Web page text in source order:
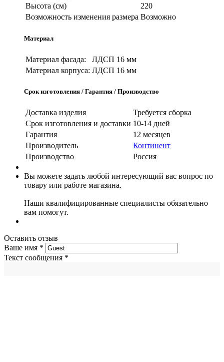
Высота (см)
220
Возможность изменения размера Возможно
Материал
Материал фасада:
ЛДСП 16 мм
Материал корпуса: ЛДСП 16 мм
Срок изготовления / Гарантия / Производство
Доставка изделия
Требуется сборка
Срок изготовления и доставки 10-14 дней
Гарантия
12 месяцев
Производитель
Континент
Производство
Россия
Вы можете задать любой интересующий вас вопрос по
товару или работе магазина.
Наши квалифицированные специалисты обязательно
вам помогут.
Оставить отзыв
Ваше имя *
Текст сообщения *